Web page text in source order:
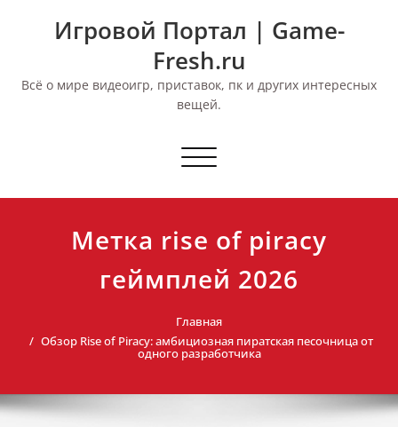
Игровой Портал | Game-
Fresh.ru
Всё о мире видеоигр, приставок, пк и других интересных
вещей.
Переключить
Метка rise of piracy
геймплей 2026
Главная
Обзор Rise of Piracy: амбициозная пиратская песочница от
одного разработчика